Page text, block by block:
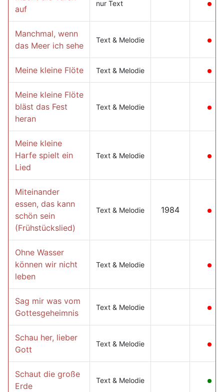
auf
nur Text
Manchmal, wenn
das Meer ich sehe
Text & Melodie
Meine kleine Flöte Text & Melodie
Meine kleine Flöte
bläst das Fest
heran
Text & Melodie
Meine kleine
Harfe spielt ein
Lied
Text & Melodie
Miteinander
essen, das kann
schön sein
(Frühstückslied)
Text & Melodie 1984
Ohne Wasser
können wir nicht
leben
Text & Melodie
Sag mir was vom
Gottesgeheimnis
Text & Melodie
Schau her, lieber
Gott
Text & Melodie
Schaut die große
Erde
Text & Melodie